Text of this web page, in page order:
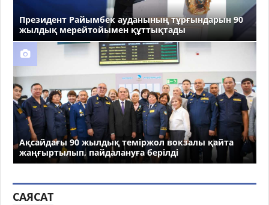
Президент Райымбек ауданының тұрғындарын 90
жылдық мерейтойымен құттықтады
Ақсайдағы 90 жылдық теміржол вокзалы қайта
жаңғыртылып, пайдалануға берілді
САЯСАТ